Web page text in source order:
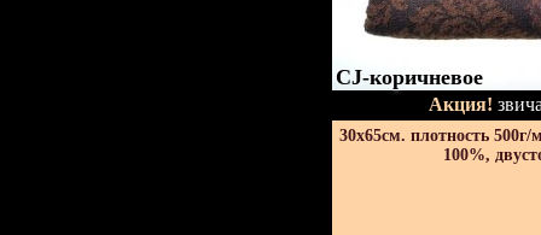
CJ-коричневое
Акция!
30х65см. плотность 500г/
100%,